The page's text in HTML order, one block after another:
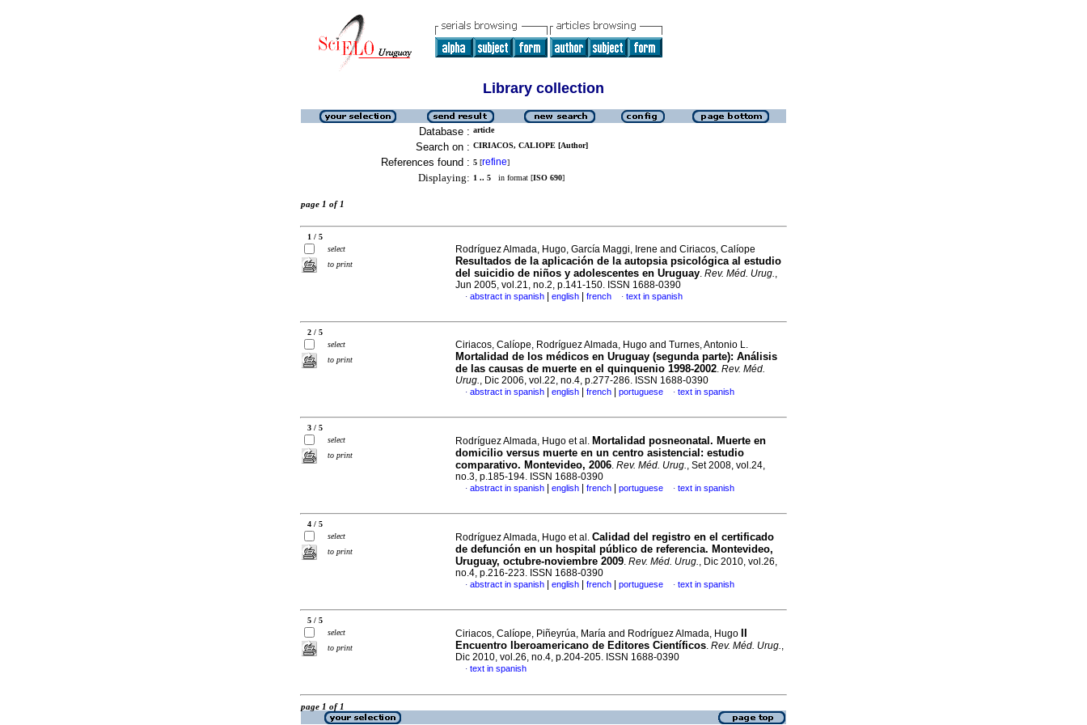
Library collection
Database : article
Search on : CIRIACOS, CALIOPE [Author]
References found : 5 [refine]
Displaying: 1 .. 5 in format [ISO 690]
page 1 of 1
1 / 5
select
to print
Rodríguez Almada, Hugo, García Maggi, Irene and Ciriacos, Calíope
Resultados de la aplicación de la autopsia psicológica al estudio
del suicidio de niños y adolescentes en Uruguay. Rev. Méd. Urug.,
Jun 2005, vol.21, no.2, p.141-150. ISSN 1688-0390
· abstract in spanish english french · text in spanish
2 / 5
select
to print
Ciriacos, Calíope, Rodríguez Almada, Hugo and Turnes, Antonio L.
Mortalidad de los médicos en Uruguay (segunda parte): Análisis
de las causas de muerte en el quinquenio 1998-2002. Rev. Méd.
Urug., Dic 2006, vol.22, no.4, p.277-286. ISSN 1688-0390
· abstract in spanish english french portuguese · text in spanish
3 / 5
select
to print
Rodríguez Almada, Hugo et al. Mortalidad posneonatal. Muerte en
domicilio versus muerte en un centro asistencial: estudio
comparativo. Montevideo, 2006. Rev. Méd. Urug., Set 2008, vol.24,
no.3, p.185-194. ISSN 1688-0390
· abstract in spanish english french portuguese · text in spanish
4 / 5
select
to print
Rodríguez Almada, Hugo et al. Calidad del registro en el certificado
de defunción en un hospital público de referencia. Montevideo,
Uruguay, octubre-noviembre 2009. Rev. Méd. Urug., Dic 2010, vol.26,
no.4, p.216-223. ISSN 1688-0390
· abstract in spanish english french portuguese · text in spanish
5 / 5
select
to print
Ciriacos, Calíope, Piñeyrúa, María and Rodríguez Almada, Hugo
Encuentro Iberoamericano de Editores Científicos. Rev. Méd. Urug.,
Dic 2010, vol.26, no.4, p.204-205. ISSN 1688-0390
· text in spanish
page 1 of 1